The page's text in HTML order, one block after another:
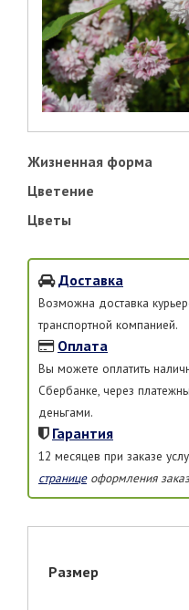
Жизненная форма
Цветение
Цветы
Доставка
Возможна доставка
транспортной компанией.
Оплата
Вы можете оплатить
Сбербанке, через
деньгами.
Гарантия
12 месяцев при заказе
страницеоформления
Размер